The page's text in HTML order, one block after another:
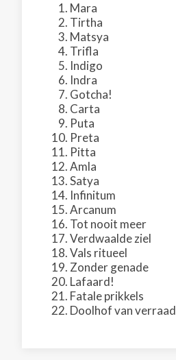
Mara
Tirtha
Matsya
Trifla
Indigo
Indra
Gotcha!
Carta
Puta
Preta
Pitta
Amla
Satya
Infinitum
Arcanum
Tot nooit meer
Verdwaalde ziel
Vals ritueel
Zonder genade
Lafaard!
Fatale prikkels
Doolhof van verraad